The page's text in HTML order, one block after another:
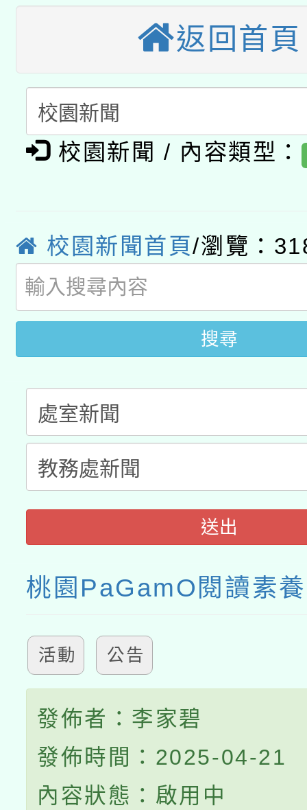
接種對象擴大為「滿6
月28日止
業技術研究院辦理「
用水績優單位及節水達
動」
115年8月22日(星期六
桃園市孔廟祈福系列
開 智慧啟航」
2026年桃園地景藝術
「2026桃園藝術巡演
關事宜
轉知教育部國民及學前
國立臺灣師範大學辦
業成長研習」實施計畫
函轉國家教育研究院中
族教育國際趨勢與發展
師專業成長研習實施計
方素養工作坊新北場」
族語言臺北學習中心
「族語學習班」招生簡
轉知有關國立成功大學
文教學共融平台-教案
教育部國民及學前教育
年度COVID-19疫苗接
接種之民眾」措施，延
月28日止
返回首頁
校園新聞 / 內容類型：
校園新聞首頁/瀏覽：
搜尋
送出
桃園PaGamO閱讀素
活動 公告
發佈者：李家碧
發佈時間：2025-04-21
內容狀態：啟用中